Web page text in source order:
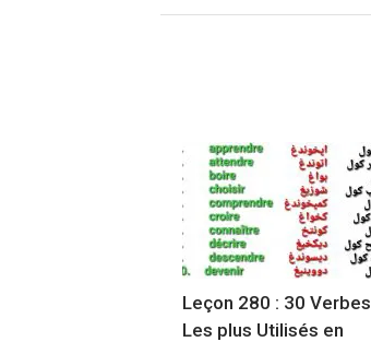
Leçon 280 : 30 Verbes
Les plus Utilisés en